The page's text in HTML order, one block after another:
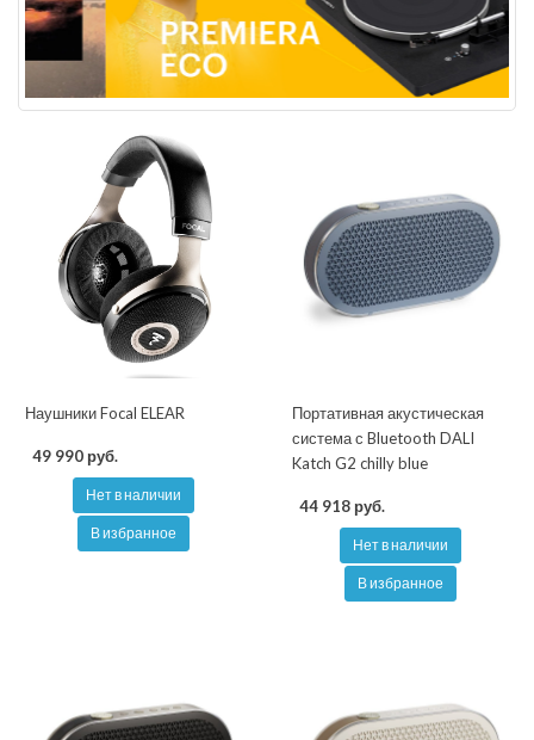
Наушники Focal ELEAR
49 990 руб.
Нет в наличии
В избранное
Портативная акустическая
система с Bluetooth DALI
Katch G2 chilly blue
44 918 руб.
Нет в наличии
В избранное